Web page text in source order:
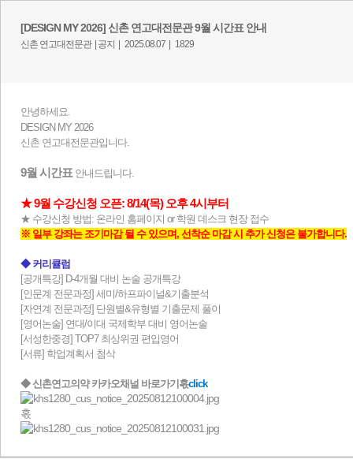
[DESIGN MY 2026] 신촌 연고대전문관 9월 시간표 안내
신촌 연고대전문관 | 공지 | 2025.08.07 | 1829
안녕하세요.
DESIGN MY 2026
신촌 연고대전문관입니다.
9월 시간표 안내드립니다.
★ 9월 수강신청 오픈: 8/14(목) 오후 4시부터
★ 수강신청 방법: 온라인 홈페이지 or 학원 데스크 현장 접수
※ 일부 강좌는 조기마감 될 수 있으며, 선착순 마감 시 추가 신청은 불가합니다.
◆ 커리큘럼
[공개특강] D-4개월 대비 논술 공개특강
[인문계 전문과정] 세미/하프파이널&기출분석
[자연계 전문과정] 단원별&유형별 기출문제 풀이
[영어논술] 연대/이대 국제학부 대비 영어논술
[서성한중경] TOP7 최상위권 편입영어
[서류] 학업계획서 첨삭
◆ 신촌연고의약 카카오채널 바로가기혻click
혻